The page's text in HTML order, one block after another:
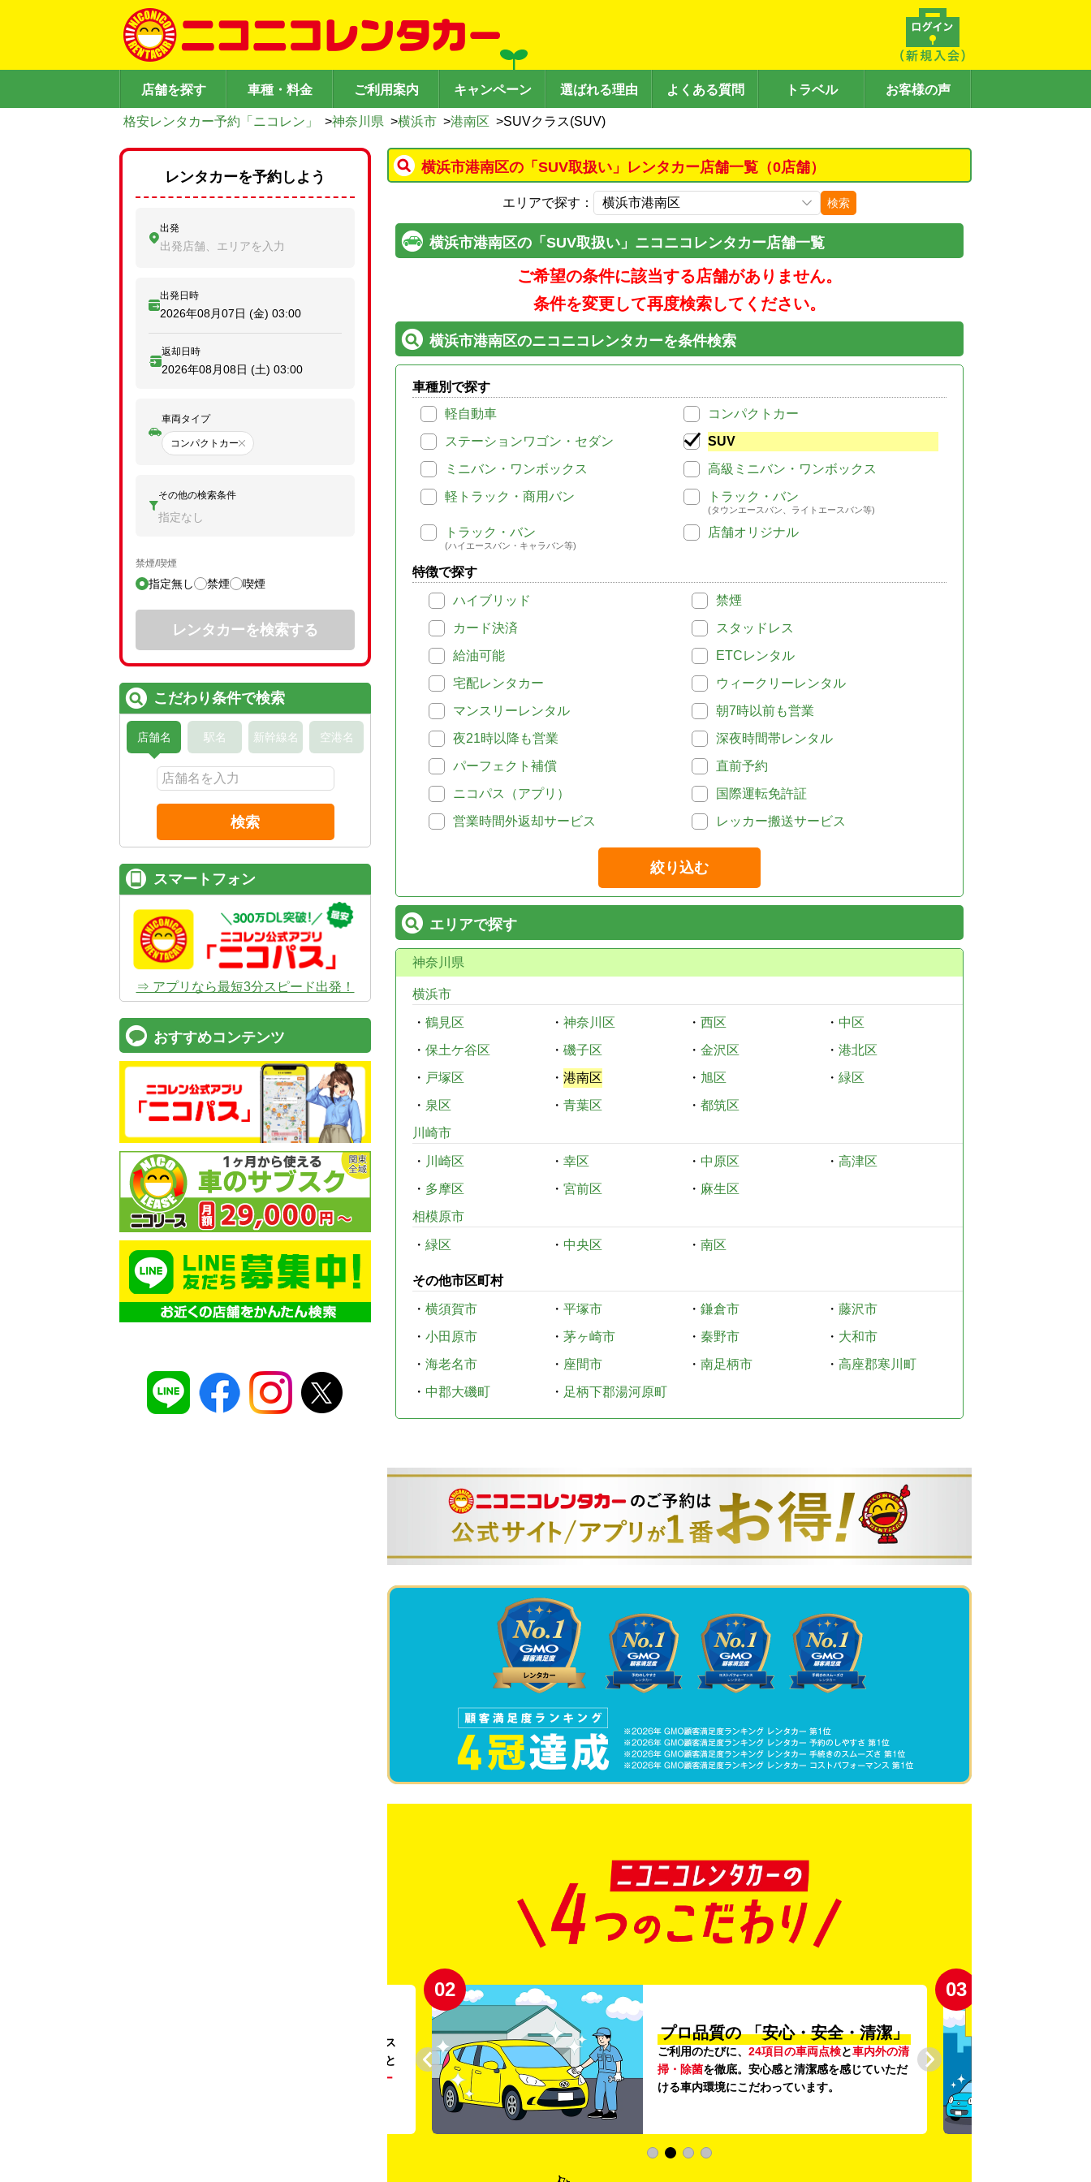
店舗を探す 車種・料金 ご利用案内 キャンペーン 選ばれる理由 よくある質問 トラベル お客様の声
格安レンタカー予約「ニコレン」 >神奈川県 >横浜市 >港南区 >SUVクラス(SUV)
横浜市港南区の「SUV取扱い」レンタカー店舗一覧（0店舗）
エリアで探す： 検索
横浜市港南区の「SUV取扱い」ニコニコレンタカー店舗一覧
ご希望の条件に該当する店舗がありません。
条件を変更して再度検索してください。
横浜市港南区のニコニコレンタカーを条件検索
車種別で探す
軽自動車
コンパクトカー
ステーションワゴン・セダン
SUV
ミニバン・ワンボックス
高級ミニバン・ワンボックス
軽トラック・商用バン
トラック・バン
(タウンエースバン、ライトエースバン等)
トラック・バン
(ハイエースバン・キャラバン等)
店舗オリジナル
特徴で探す
ハイブリッド
禁煙
カード決済
スタッドレス
給油可能
ETCレンタル
宅配レンタカー
ウィークリーレンタル
マンスリーレンタル
朝7時以前も営業
夜21時以降も営業
深夜時間帯レンタル
パーフェクト補償
直前予約
ニコパス（アプリ）
国際運転免許証
営業時間外返却サービス
レッカー搬送サービス
絞り込む
エリアで探す
神奈川県
横浜市
・ 鶴見区 ・ 神奈川区 ・ 西区 ・ 中区
・ 保土ケ谷区 ・ 磯子区 ・ 金沢区 ・ 港北区
・ 戸塚区 ・ 港南区 ・ 旭区 ・ 緑区
・ 泉区 ・ 青葉区 ・ 都筑区
川崎市
・ 川崎区 ・ 幸区 ・ 中原区 ・ 高津区
・ 多摩区 ・ 宮前区 ・ 麻生区
相模原市
・ 緑区 ・ 中央区 ・ 南区
その他市区町村
・ 横須賀市 ・ 平塚市 ・ 鎌倉市 ・ 藤沢市
・ 小田原市 ・ 茅ヶ崎市 ・ 秦野市 ・ 大和市
・ 海老名市 ・ 座間市 ・ 南足柄市 ・ 高座郡寒川町
・ 中郡大磯町 ・ 足柄下郡湯河原町
。ガソリンス
タンドや整備工場の既存インフラを活用すること
リー
02
プロ品質の 「安心・安全・清潔」
ご利用のたびに、 24項目の車両点検と車内外の清
掃・除菌を徹底。安心感と清潔感を感じていただ
ける車内環境にこだわっています。
03
レンタカーを予約しよう
出発
出発店舗、エリアを入力
出発日時
2026年08月07日 (金) 03:00
返却日時
2026年08月08日 (土) 03:00
車両タイプ
コンパクトカー
その他の検索条件
指定なし
禁煙/喫煙
指定無し 禁煙 喫煙
レンタカーを検索する
こだわり条件で検索
店舗名 駅名 新幹線名 空港名
検索
スマートフォン
⇒ アプリなら最短3分スピード出発！
おすすめコンテンツ